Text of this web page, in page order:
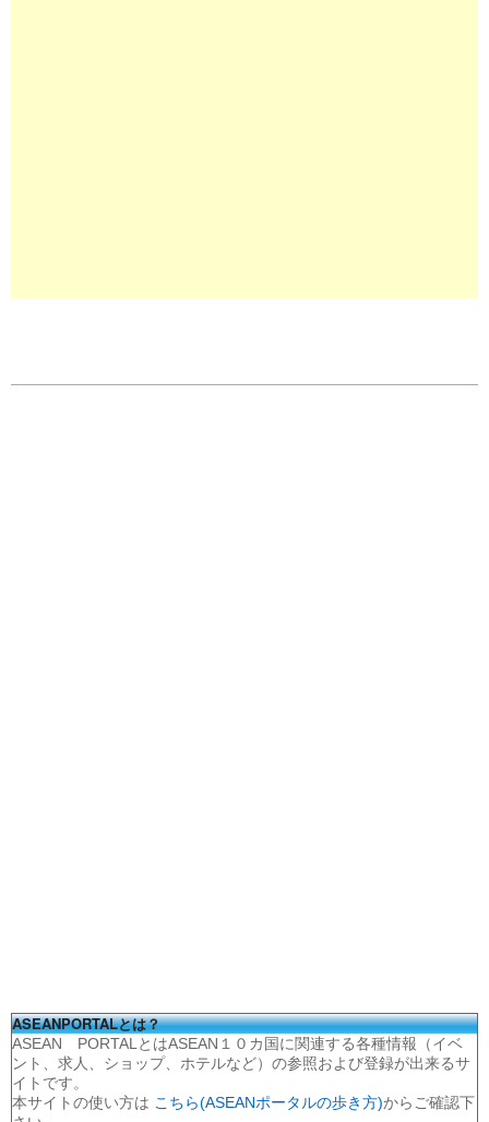
ASEANPORTALとは？
ASEAN PORTALとはASEAN１０カ国に関連する各種情報（イベ
ント、求人、ショップ、ホテルなど）の参照および登録が出来るサ
イトです。
本サイトの使い方は こちら(ASEANポータルの歩き方)からご確認下